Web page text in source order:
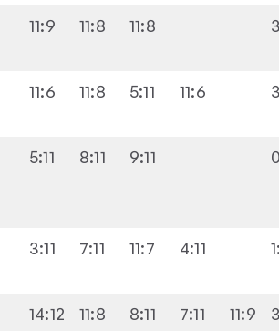
11:9 11:8 11:8
11:6 11:8 5:11 11:6
5:11 8:11 9:11
3:11 7:11 11:7 4:11
14:12 11:8 8:11 7:11 11:9